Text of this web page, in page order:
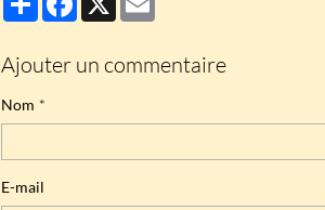
Ajouter un commentaire
Nom
E-mail